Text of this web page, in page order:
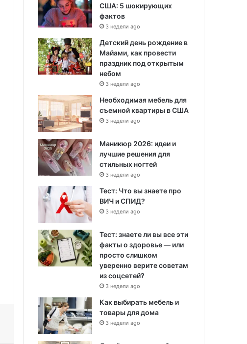
США: 5 шокирующих
фактов
3 недели ago
Детский день рождение в
Майами, как провести
праздник под открытым
небом
3 недели ago
Необходимая мебель для
съемной квартиры в США
3 недели ago
Маникюр 2026: идеи и
лучшие решения для
стильных ногтей
3 недели ago
Тест: Что вы знаете про
ВИЧ и СПИД?
3 недели ago
Тест: знаете ли вы все эти
факты о здоровье — или
просто слишком
уверенно верите советам
из соцсетей?
3 недели ago
Как выбирать мебель и
товары для дома
3 недели ago